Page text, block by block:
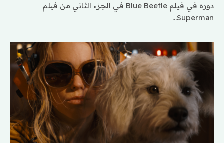
دوره في فيلم Blue Beetle في الجزء الثاني من فيلم
Superman…